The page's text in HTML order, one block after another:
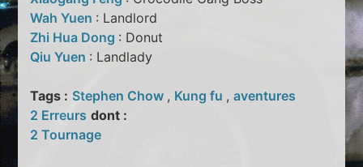
Wah Yuen : Landlord
Zhi Hua Dong : Donut
Qiu Yuen : Landlady
Tags : Stephen Chow , Kung fu ,aventures
2 Erreurs dont :
2 Tournage